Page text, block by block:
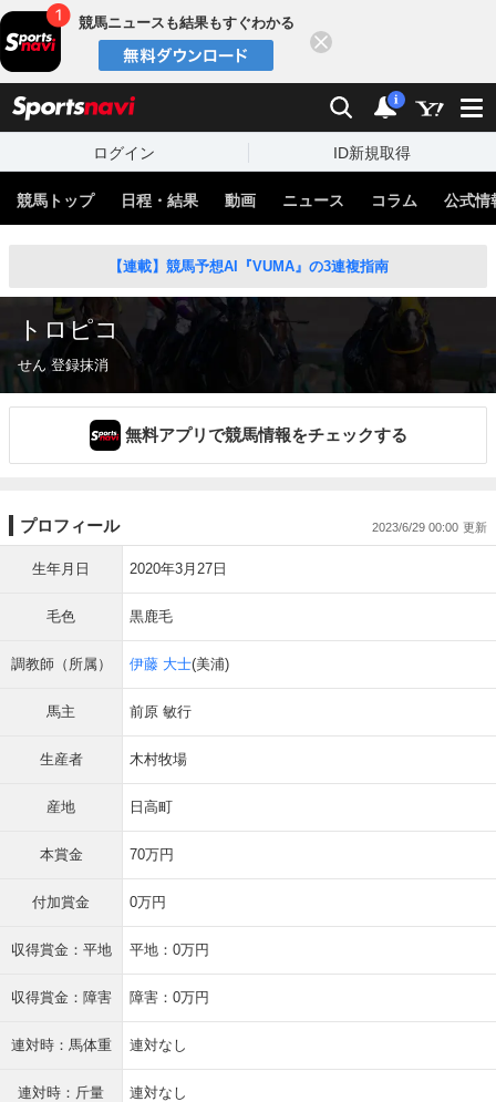
競馬ニュースも結果もすぐわかる
検索 通知
i
ログイン ID新規取得
競馬トップ 日程・結果 動画 ニュース コラム 公式情
【連載】競馬予想AI『VUMA』の3連複指南
トロピコ
せん 登録抹消
無料アプリで競馬情報をチェックする
プロフィール 2023/6/29 00:00
生年月日 2020年3月27日
毛色 黒鹿毛
調教師（所属） 伊藤 大士(美浦)
馬主 前原 敏行
生産者 木村牧場
産地 日高町
本賞金 70万円
付加賞金 0万円
収得賞金：平地 平地：0万円
収得賞金：障害 障害：0万円
連対時：馬体重 連対なし
連対時：斤量 連対なし